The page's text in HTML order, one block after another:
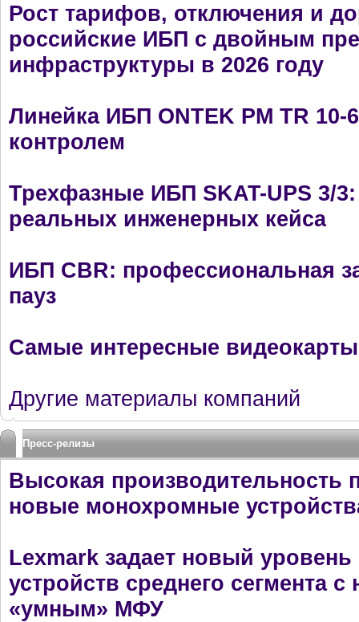
Рост тарифов, отключения и
российские ИБП с двойным
инфраструктуры в 2026 году
Линейка ИБП ONTEK PM TR
контролем
Трехфазные ИБП SKAT-UPS 3/
реальных инженерных кейса
ИБП CBR: профессиональная
пауз
Самые интересные
Другие материалы компаний
Пресс-релизы
Высокая производительность
новые монохромные
Lexmark задает новый
устройств среднего сегмента
«умным» МФУ